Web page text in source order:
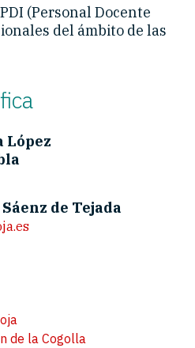
(Personal Docente
del ámbito de las
López
de Tejada
de la Cogolla